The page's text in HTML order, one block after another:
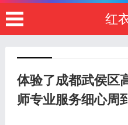
红
体验了成都武侯区
师专业服务细心周